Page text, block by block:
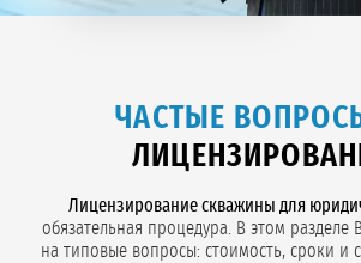
ЧАСТЫЕ
Лицензирование скважины для
обязательная процедура. В этом разделе
на типовые вопросы: стоимость, сроки и